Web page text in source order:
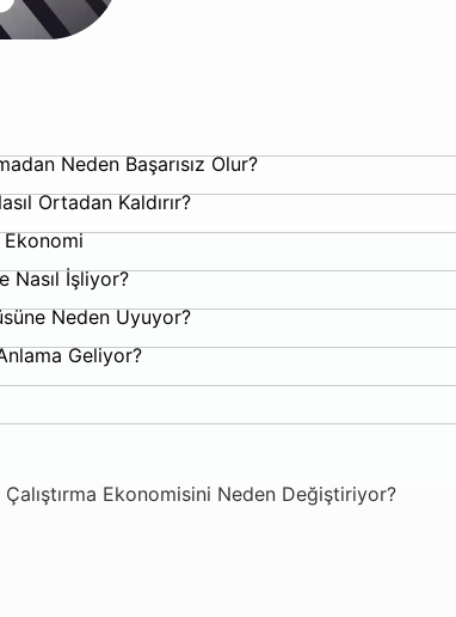
Neden Başarısız Olur?
Ortadan Kaldırır?
Ekonomi
Nasıl İşliyor?
Neden Uyuyor?
Geliyor?
Ekonomisini Neden Değiştiriyor?